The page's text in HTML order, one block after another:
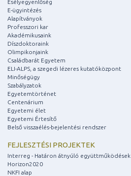
Esélyegyenlőség
E-ügyintézés
Alapítványok
Professzori kar
Akadémikusaink
Díszdoktoraink
Olimpikonjaink
Családbarát Egyetem
ELI-ALPS, a szegedi lézeres kutatóközpont
Minőségügy
Szabályzatok
Egyetemtörténet
Centenárium
Egyetemi élet
Egyetemi Értesítő
Belső visszaélés-bejelentési rendszer
FEJLESZTÉSI PROJEKTEK
Interreg - Határon átnyúló együttműködések
Horizon2020
NKFI alap